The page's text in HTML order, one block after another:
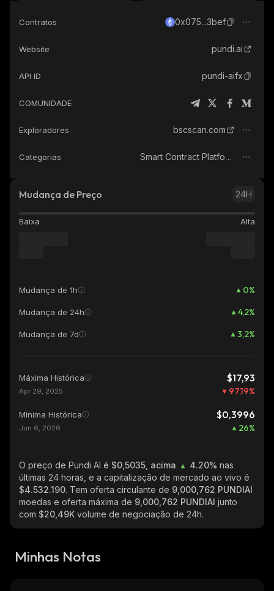
Contratos 0x075...3bef
Website pundi.ai
API ID pundi-aifx
COMUNIDADE
Exploradores bscscan.com
Categorias Smart Contract Platform
Mudança de Preço 24H
Baixa Alta
Mudança de 1h 0%
Mudança de 24h 4,2%
Mudança de 7d 3,2%
Máxima Histórica $17,93
Apr 29, 2025 97,19%
Mínima Histórica $0,3996
Jun 6, 2026 26%
O preço de Pundi AI é $0,5035, acima 4.20% nas
últimas 24 horas, e a capitalização de mercado ao vivo é
$4.532.190. Tem oferta circulante de 9,000,762 PUNDIAI
moedas e oferta máxima de 9,000,762 PUNDIAI junto
com $20,49K volume de negociação de 24h.
Minhas Notas